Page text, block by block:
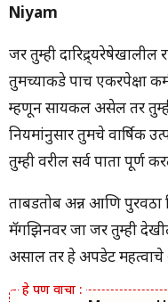
Niyam
जर तुम्ही
तुमच्याकडे पाच एकरपेक्षा
म्हणून सायकल असेल तर
नियमांनुसार तुमचे वार्षिक
तुम्ही वरील सर्व पात्रता पूर्ण
ताबडतोब अन्न आणि
मॅगझिनवर जा जर तुम्ही
असाल तर हे अपडेट